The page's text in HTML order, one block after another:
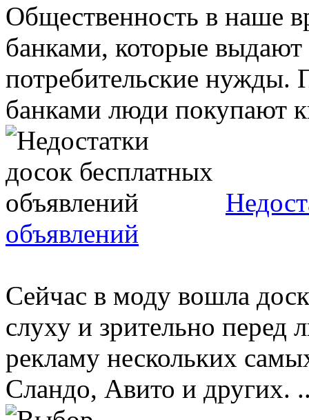
Общественность в наше
банками, которые
потребительские нужды.
банками люди покупают
объявлений
Сейчас в моду вошла
слуху и зрительно перед
рекламу нескольких
Сландо, Авито и других.